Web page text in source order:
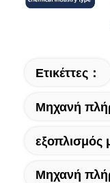
Ετικέττες：
Μηχανή
Μηχανή